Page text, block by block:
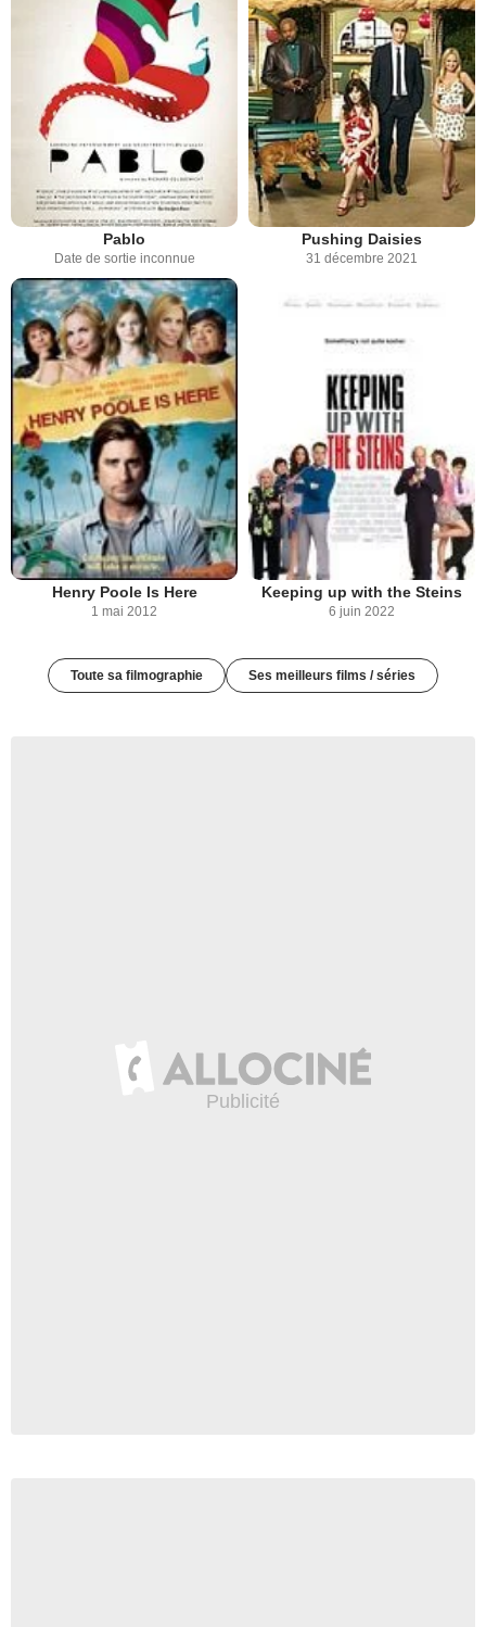
Pablo
Date de sortie inconnue
Pushing Daisies
31 décembre 2021
Henry Poole Is Here
1 mai 2012
Keeping up with the Steins
6 juin 2022
Toute sa filmographie Ses meilleurs films / séries